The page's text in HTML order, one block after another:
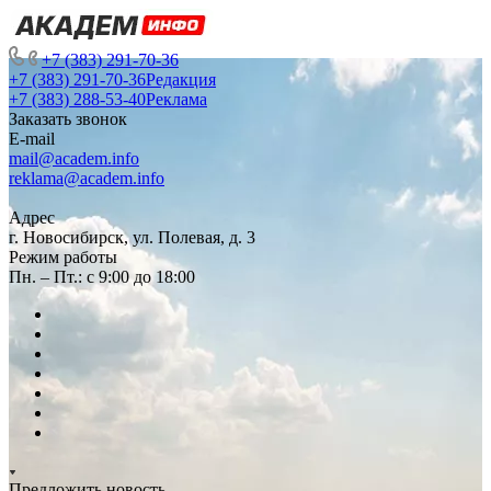
+7 (383) 291-70-36
+7 (383) 291-70-36Редакция
+7 (383) 288-53-40Реклама
Заказать звонок
E-mail
mail@academ.info
reklama@academ.info
Адрес
г. Новосибирск, ул. Полевая, д. 3
Режим работы
Пн. – Пт.: с 9:00 до 18:00